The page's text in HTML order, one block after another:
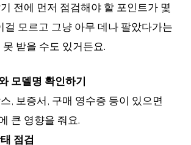
전에 먼저 점검해야 할 포인트가 몇
걸 모르고 그냥 아무 데나 팔았다가는
받을 수도 있거든요.
모델명 확인하기
, 보증서, 구매 영수증 등이 있으면
큰 영향을 줘요.
점검